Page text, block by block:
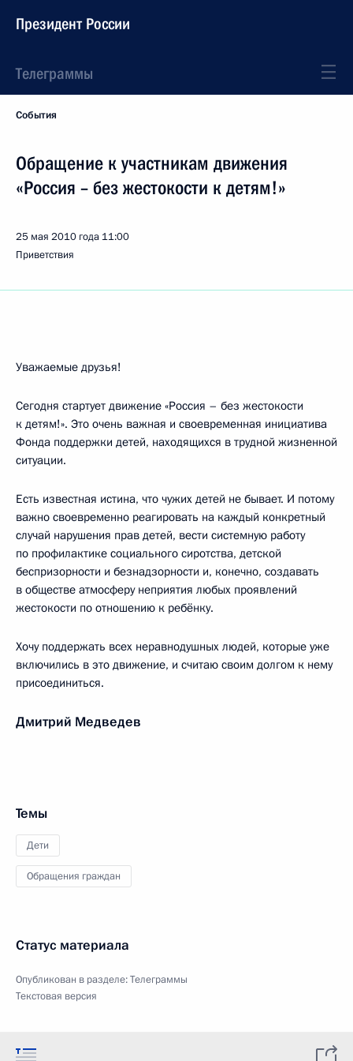
Президент России
Телеграммы
События
Обращение к участникам движения
«Россия – без жестокости к детям!»
25 мая 2010 года 11:00
Приветствия
Уважаемые друзья!
Сегодня стартует движение «Россия – без жестокости
к детям!». Это очень важная и своевременная инициатива
Фонда поддержки детей, находящихся в трудной жизненной
ситуации.
Есть известная истина, что чужих детей не бывает. И потому
важно своевременно реагировать на каждый конкретный
случай нарушения прав детей, вести системную работу
по профилактике социального сиротства, детской
беспризорности и безнадзорности и, конечно, создавать
в обществе атмосферу неприятия любых проявлений
жестокости по отношению к ребёнку.
Хочу поддержать всех неравнодушных людей, которые уже
включились в это движение, и считаю своим долгом к нему
присоединиться.
Дмитрий Медведев
Темы
Дети
Обращения граждан
Статус материала
Опубликован в разделе:Телеграммы
Текстовая версия